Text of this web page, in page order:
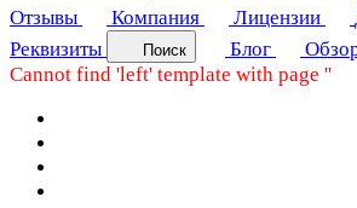
Отзывы
Компания Лицензии
Реквизиты
Поиск Блог
Cannot find 'left' template with page ''